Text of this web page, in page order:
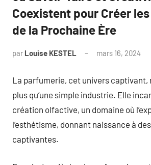
Coexistent pour Créer
de la Prochaine Ère
par Louise KESTEL mars 16, 2024
La parfumerie, cet univers captivant,
plus qu’une simple industrie. Elle
création olfactive, un domaine où
l’esthétisme, donnant naissance à
captivantes.